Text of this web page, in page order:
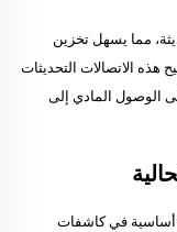
مما يسهل تخزين
هذه الاتصالات التحديثات
الوصول المادي إلى
أساسية في كاشفات